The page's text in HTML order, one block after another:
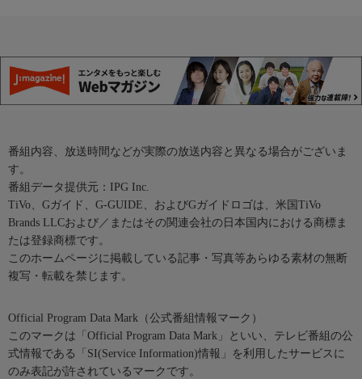
番組内容、放送時間などが実際の放送内容と異なる場合がございま
す。
番組データ提供元：IPG Inc.
TiVo、Gガイド、G-GUIDE、およびGガイドロゴは、米国TiVo
Brands LLCおよび／またはその関連会社の日本国内における商標ま
たは登録商標です。
このホームページに掲載している記事・写真等あらゆる素材の無断
複写・転載を禁じます。
Official Program Data Mark（公式番組情報マーク）
このマークは「Official Program Data Mark」といい、テレビ番組の公
式情報である「SI(Service Information)情報」を利用したサービスに
のみ表記が許されているマークです。